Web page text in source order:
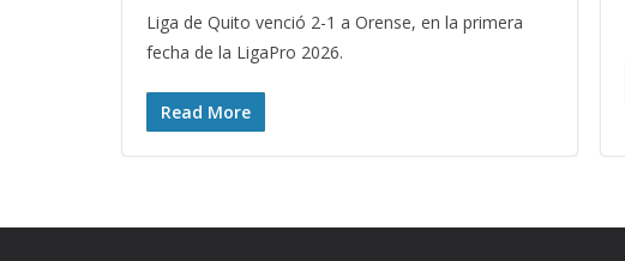
Liga de Quito venció 2-1 a Orense, en la primera
fecha de la LigaPro 2026.
Read More